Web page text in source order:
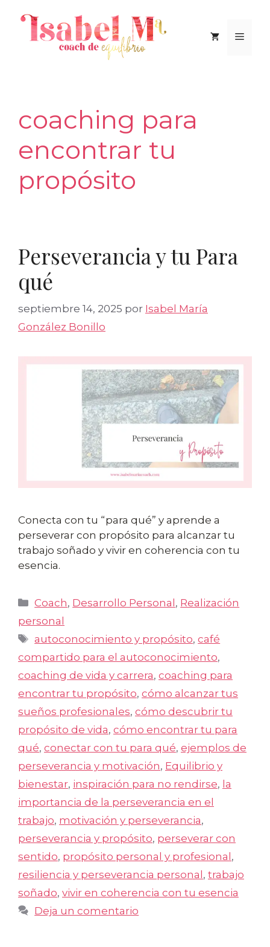
contenido
Menú
coaching para
encontrar tu
propósito
Perseverancia y tu Para
qué
septiembre 14, 2025 por Isabel María
González Bonillo
Conecta con tu “para qué” y aprende a
perseverar con propósito para alcanzar tu
trabajo soñado y vivir en coherencia con tu
esencia.
Categorías
Coach, Desarrollo Personal , Realización
personal
Etiquetas
autoconocimiento y propósito,café
compartido para el autoconocimiento,
coaching de vida y carrera, coaching para
encontrar tu propósito, cómo alcanzar tus
sueños profesionales, cómo descubrir tu
propósito de vida, cómo encontrar tu para
qué, conectar con tu para qué, ejemplos de
perseverancia y motivación, Equilibrio y
bienestar, inspiración para no rendirse, la
importancia de la perseverancia en el
trabajo, motivación y perseverancia,
perseverancia y propósito, perseverar con
sentido, propósito personal y profesional ,
resiliencia y perseverancia personal , trabajo
soñado, vivir en coherencia con tu esencia
Deja un comentario